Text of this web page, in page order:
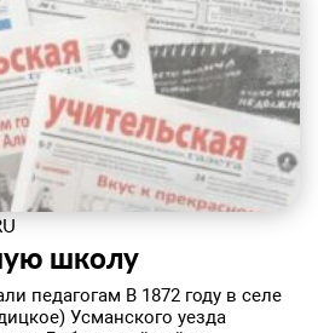
школу
педагогам В 1872 году в селе
Усманского уезда